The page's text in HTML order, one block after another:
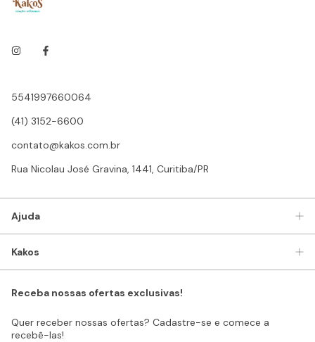
5541997660064
(41) 3152-6600
contato@kakos.com.br
Rua Nicolau José Gravina, 1441, Curitiba/PR
Ajuda
Kakos
Receba nossas ofertas exclusivas!
Quer receber nossas ofertas? Cadastre-se e comece a
recebê-las!